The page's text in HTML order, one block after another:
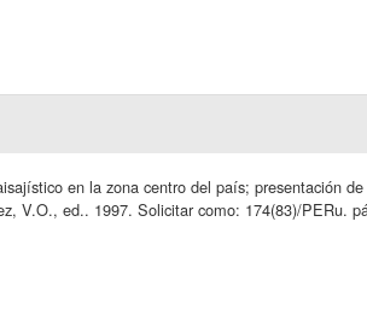
en la zona centro del país; presentación
V.O., ed.. 1997. Solicitar como: 174(83)/PERu.